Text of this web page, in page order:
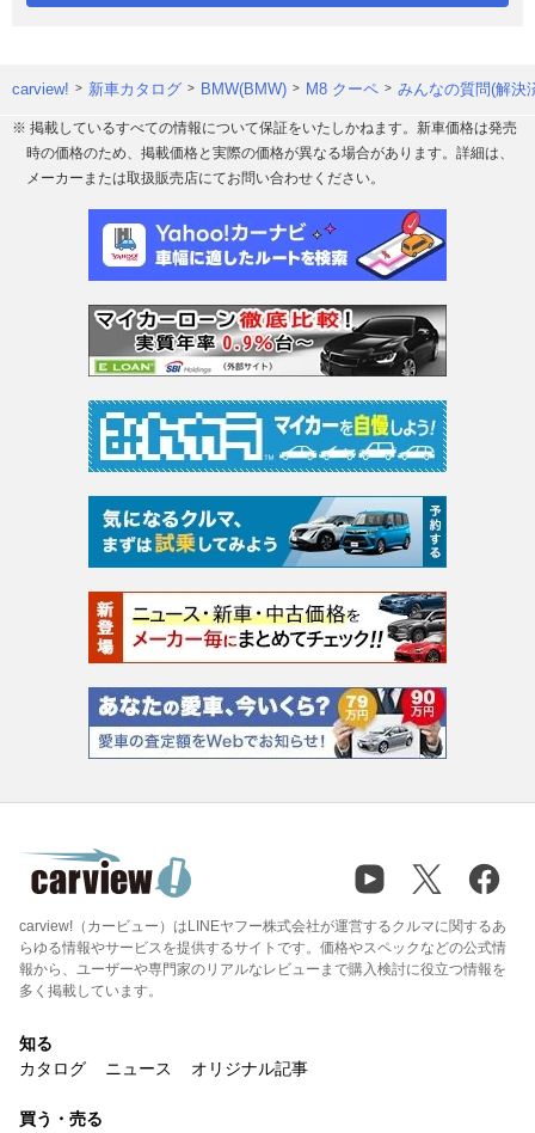
carview! 新車カタログ BMW(BMW) M8 クーペ みんなの質問(解決
※ 掲載しているすべての情報について保証をいたしかねます。新車価格は発売
時の価格のため、掲載価格と実際の価格が異なる場合があります。詳細は、
メーカーまたは取扱販売店にてお問い合わせください。
carview!（カービュー）はLINEヤフー株式会社が運営するクルマに関するあ
らゆる情報やサービスを提供するサイトです。価格やスペックなどの公式情
報から、ユーザーや専門家のリアルなレビューまで購入検討に役立つ情報を
多く掲載しています。
知る
カタログ
ニュース オリジナル記事
買う・売る